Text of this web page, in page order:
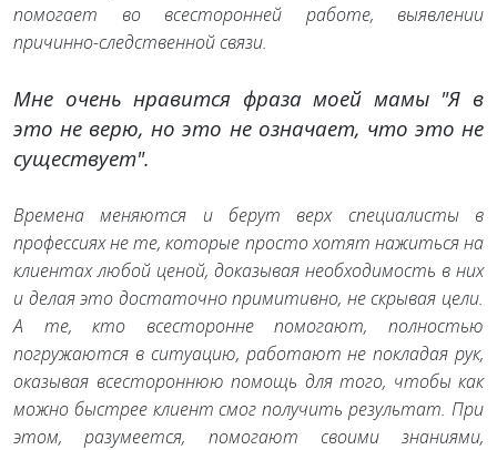
помогает во всесторонней работе, выявлении
причинно-следственной связи.
Мне очень нравится фраза моей мамы "Я в
это не верю, но это не означает, что это не
существует".
Времена меняются и берут верх специалисты в
профессиях не те, которые просто хотят нажиться на
клиентах любой ценой, доказывая необходимость в них
и делая это достаточно примитивно, не скрывая цели.
А те, кто всесторонне помогают, полностью
погружаются в ситуацию, работают не покладая рук,
оказывая всестороннюю помощь для того, чтобы как
можно быстрее клиент смог получить результат. При
этом, разумеется, помогают своими знаниями,